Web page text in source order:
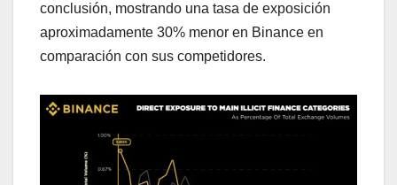
conclusión, mostrando una tasa de exposición
aproximadamente 30% menor en Binance en
comparación con sus competidores.